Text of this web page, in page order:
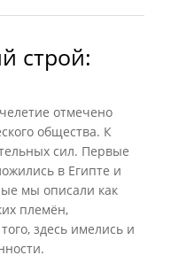
строй:
отмечено
общества. К
сил. Первые
в Египте и
мы описали как
племён,
здесь имелись и